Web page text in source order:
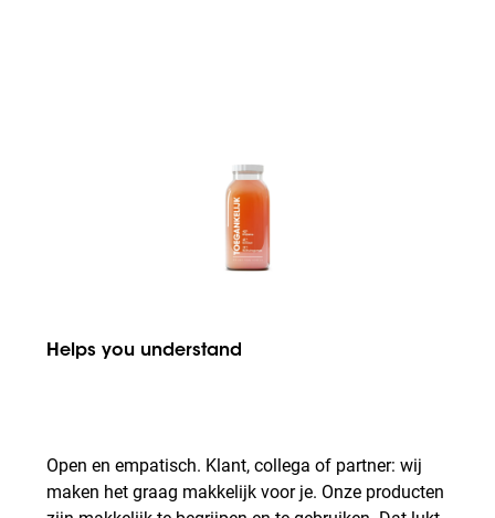
Helps you understand
Open en empatisch. Klant, collega of partner: wij
maken het graag makkelijk voor je. Onze producten